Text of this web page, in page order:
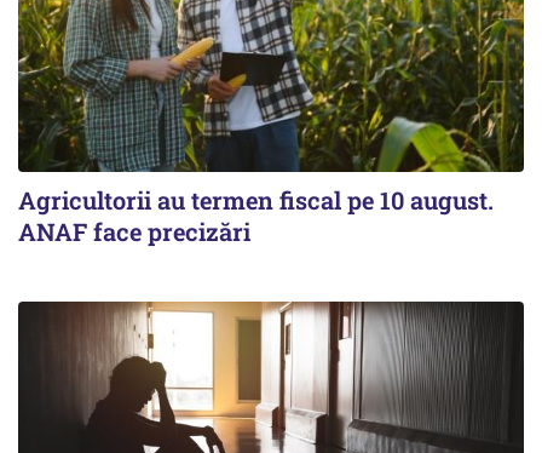
Agricultorii au termen fiscal pe 10 august.
ANAF face precizări